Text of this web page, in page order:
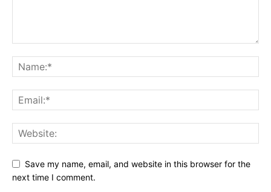
Save my name, email, and website in this browser for the
next time I comment.